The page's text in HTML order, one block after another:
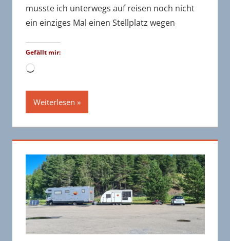
musste ich unterwegs auf reisen noch nicht
ein einziges Mal einen Stellplatz wegen
Gefällt mir:
Wird
Weiterlesen